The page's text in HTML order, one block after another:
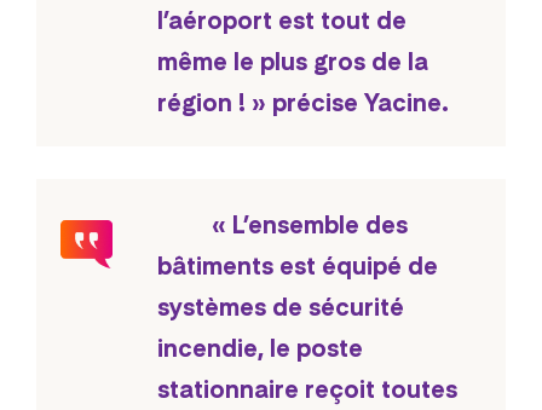
l’aéroport est tout de
même le plus gros de la
région ! » précise Yacine.
« L’ensemble des
bâtiments est équipé de
systèmes de sécurité
incendie, le poste
stationnaire reçoit toutes